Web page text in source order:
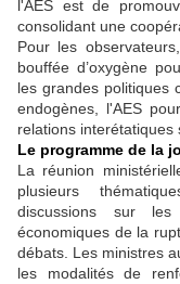
l'AES est de
consolidant une
Pour les
bouffée d’oxygène
les grandes politiques
endogènes, l'AES
relations interétatiques
Le programme de la
La réunion
plusieurs
discussions sur les
économiques de la
débats. Les ministres
les modalités de